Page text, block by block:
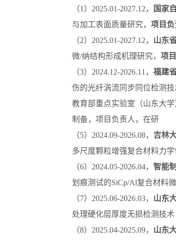
（1）2025.01-2027.12，
国家
与加工表面质量研究， 项目负
（2）2025.01-2027.12， 山东
微/纳结构形成机理研究， 项
（3）2024.12-2026.11， 福建
伤的光纤涡流同步同位检测技
教育部重点实验室（山东大
制备，项目负责人，在研
（5）2024.09-2026.08， 吉林
多尺度颗粒增强复合材料力
（6）2024.05-2026.04， 智能
划痕测试的SiCp/Al复合材料
（7）2025.06-2026.03， 山东
处理硬化层厚度无损检测技术
（8）2025.04-2025.09， 山东